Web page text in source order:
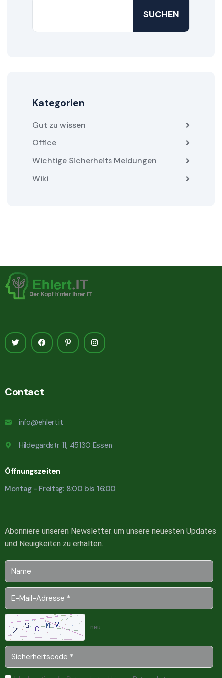
SUCHEN
Kategorien
Gut zu wissen
Office
Wichtige Sicherheits Meldungen
Wiki
Contact
info@ehlert.it
Hildegardstr. 11, 45130 Essen
Öffnungszeiten
Montag - Freitag: 8:00 bis 16:00
Abonniere unseren Newsletter, um unsere neuesten Updates
und Neuigkeiten zu erhalten.
neu